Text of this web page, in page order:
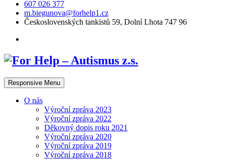
607 026 377
m.biegunova@forhelp1.cz
Československých tankistů 59, Dolní Lhota 747 96
Responsive Menu
O nás
Výroční zpráva 2023
Výroční zpráva 2022
Děkovný dopis roku 2021
Výroční zpráva 2020
Výroční zpráva 2019
Výroční zpráva 2018